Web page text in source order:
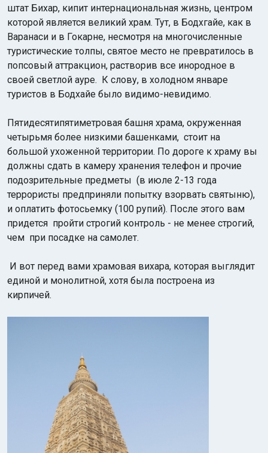
штат Бихар, кипит интернациональная жизнь, центром
которой является великий храм. Тут, в Бодхгайе, как в
Варанаси и в Гокарне, несмотря на многочисленные
туристические толпы, святое место не превратилось в
попсовый аттракцион, растворив все инородное в
своей светлой ауре. К слову, в холодном январе
туристов в Бодхайе было видимо-невидимо.
Пятидесятипятиметровая башня храма, окруженная
четырьмя более низкими башенками, стоит на
большой ухоженной территории. По дороге к храму вы
должны сдать в камеру хранения телефон и прочие
подозрительные предметы (в июле 2-13 года
террористы предприняли попытку взорвать святыню),
и оплатить фотосьемку (100 рупий). После этого вам
придется пройти строгий контроль - не менее строгий,
чем при посадке на самолет.
И вот перед вами храмовая вихара, которая выглядит
единой и монолитной, хотя была построена из
кирпичей.